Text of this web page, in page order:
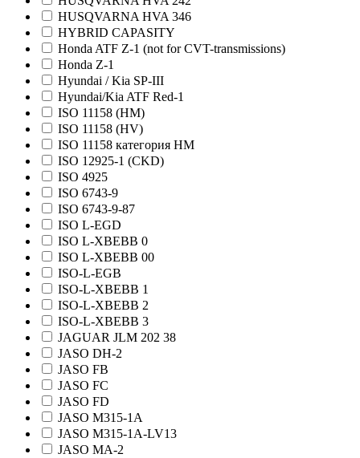
HUSQVARNA HVA 346
HYBRID CAPASITY
Honda ATF Z-1 (not for CVT-transmissions)
Honda Z-1
Hyundai / Kia SP-III
Hyundai/Kia ATF Red-1
ISO 11158 (HM)
ISO 11158 (HV)
ISO 11158 категория HM
ISO 12925-1 (CKD)
ISO 4925
ISO 6743-9
ISO 6743-9-87
ISO L-EGD
ISO L-XBEBB 0
ISO L-XBEBB 00
ISO-L-EGB
ISO-L-XBEBB 1
ISO-L-XBEBB 2
ISO-L-XBEBB 3
JAGUAR JLM 202 38
JASO DH-2
JASO FB
JASO FC
JASO FD
JASO M315-1A
JASO M315-1A-LV13
JASO MA-2